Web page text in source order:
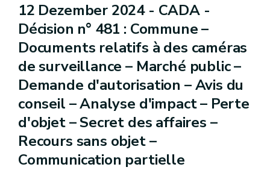
12 Dezember 2024 - CADA -
Décision n° 481 : Commune –
Documents relatifs à des caméras
de surveillance – Marché public –
Demande d'autorisation – Avis du
conseil – Analyse d'impact – Perte
d'objet – Secret des affaires –
Recours sans objet –
Communication partielle